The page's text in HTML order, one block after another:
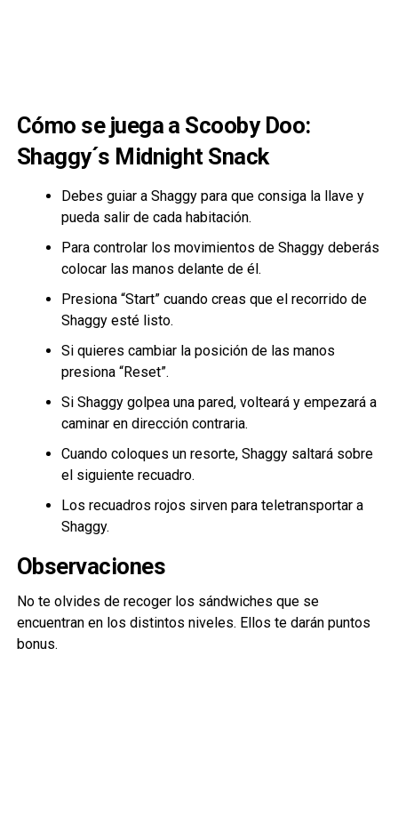
Cómo se juega a Scooby Doo:
Shaggy´s Midnight Snack
Debes guiar a Shaggy para que consiga la llave y
pueda salir de cada habitación.
Para controlar los movimientos de Shaggy deberás
colocar las manos delante de él.
Presiona “Start” cuando creas que el recorrido de
Shaggy esté listo.
Si quieres cambiar la posición de las manos
presiona “Reset”.
Si Shaggy golpea una pared, volteará y empezará a
caminar en dirección contraria.
Cuando coloques un resorte, Shaggy saltará sobre
el siguiente recuadro.
Los recuadros rojos sirven para teletransportar a
Shaggy.
Observaciones
No te olvides de recoger los sándwiches que se
encuentran en los distintos niveles. Ellos te darán puntos
bonus.